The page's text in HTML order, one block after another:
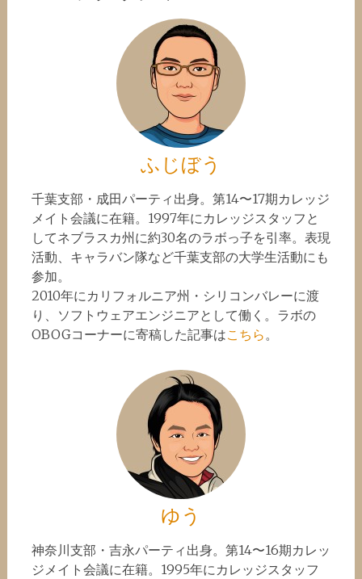
ふじぼう
千葉支部・成田パーティ出身。第14〜17期カレッジ
メイト会議に在籍。1997年にカレッジスタッフと
してネブラスカ州に約30名のラボっ子を引率。表現
活動、キャラバン隊など千葉支部の大学生活動にも
参加。
2010年にカリフォルニア州・シリコンバレーに渡
り、ソフトウェアエンジニアとして働く。ラボの
OBOGコーナーに寄稿した記事はこちら。
ゆう
神奈川支部・吉永パーティ出身。第14〜16期カレッ
ジメイト会議に在籍。1995年にカレッジスタッフ